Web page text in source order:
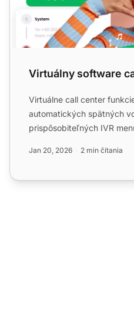
Virtuálny software
Virtuálne call center
automatických spätných
prispôsobiteľných IVR
Jan 20, 2026 2 min čítania